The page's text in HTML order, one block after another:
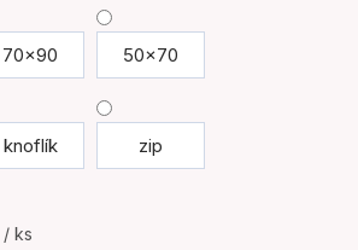
70x90 50x70
knoflík zip
/ ks